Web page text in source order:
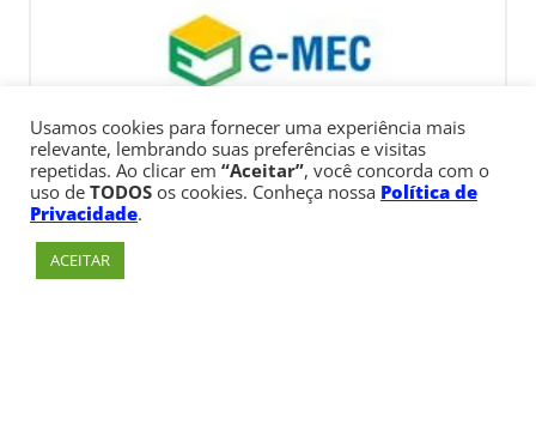
Usamos cookies para fornecer uma experiência mais
relevante, lembrando suas preferências e visitas
repetidas. Ao clicar em “Aceitar”, você concorda com o
uso de TODOS os cookies. Conheça nossa Política de
Privacidade.
ACEITAR